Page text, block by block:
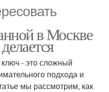
в Москве
- это сложный
подхода и
мы рассмотрим, как